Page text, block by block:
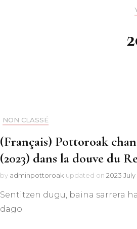
NON CLASSÉ
(Français) Pottoroak
(2023) dans la douve du
by adminpottoroak updated on 2023
Sentitzen dugu, baina sarrera
dago.